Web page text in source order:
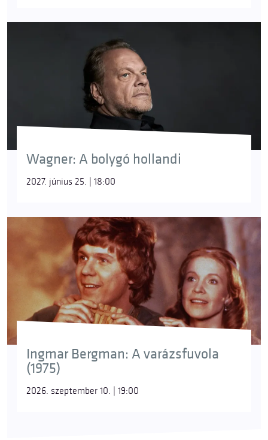
Wagner: A bolygó hollandi
2027. június 25. | 18:00
Ingmar Bergman: A varázsfuvola
(1975)
2026. szeptember 10. | 19:00